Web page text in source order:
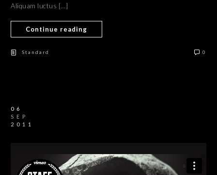
Aliquam luctus […]
Continue reading
Standard 0
06
SEP
2011